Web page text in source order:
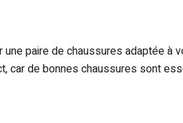
paire de chaussures adaptée à
car de bonnes chaussures sont